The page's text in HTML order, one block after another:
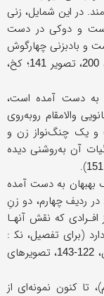
در این شمایل، زنی
است و دوکی در دست
و بادبزنی چهارگوش
200، تصویر141؛ کخ،
به دست آمده است،
والامقام روبه‌روی
یک چنگ‌نواز زن و
آن به‌روشنی دیده
151
).
بهبهان به دست آمده
در ردیف چهارم، دو زنِ
که نقش آنهـا
(برای تفصیل، نک‍ :
122-143 ، تصویرهای
هخامنشیان (۵۵۹-۳۳۰ ق‌م)، تا کنون نمونه‌ای از